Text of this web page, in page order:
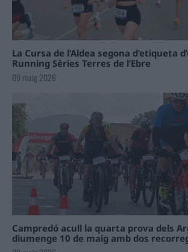
La Cursa de l’Aldea segona d’etiqueta
Running Sèries Terres de l’Ebre
09 maig 2026
Campredó acull la quarta prova dels
diumenge 10 de maig amb dos